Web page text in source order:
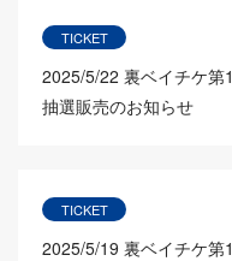
TICKET
2025/5/22 裏ベイチケ第
抽選販売のお知らせ
TICKET
2025/5/19 裏ベイチケ第